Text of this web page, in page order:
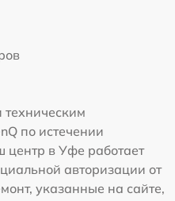
по истечении
центр в Уфе работает
авторизации от
указанные на сайте,